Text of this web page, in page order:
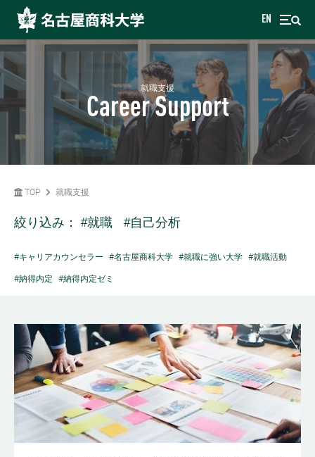
EN
就職支援
Career Support
TOP 就職支援
絞り込み： #就職 #自己分析
#キャリアカウンセラー #名古屋商科大学 #就職に強い大学 #就職活動
#納得内定 #納得内定ゼミ